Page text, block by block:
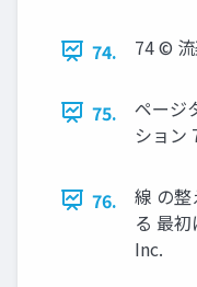
74. 74 ©
75.
ページ
ション
76.
線 の整
る 最
Inc.